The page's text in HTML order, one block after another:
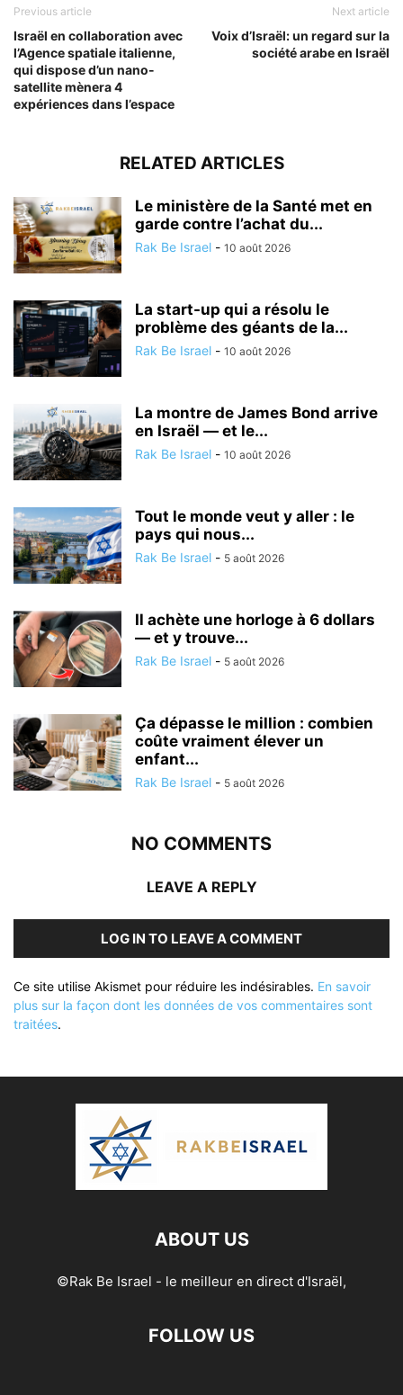
Previous article
Israël en collaboration avec
l’Agence spatiale italienne,
qui dispose d’un nano-
satellite mènera 4
expériences dans l’espace
Next article
Voix d’Israël: un regard sur la
société arabe en Israël
RELATED ARTICLES
Le ministère de la Santé met en
garde contre l’achat du...
Rak Be Israel - 10 août 2026
La start-up qui a résolu le
problème des géants de la...
Rak Be Israel - 10 août 2026
La montre de James Bond arrive
en Israël — et le...
Rak Be Israel - 10 août 2026
Tout le monde veut y aller : le
pays qui nous...
Rak Be Israel - 5 août 2026
Il achète une horloge à 6 dollars
— et y trouve...
Rak Be Israel - 5 août 2026
Ça dépasse le million : combien
coûte vraiment élever un
enfant...
Rak Be Israel - 5 août 2026
NO COMMENTS
LEAVE A REPLY
LOG IN TO LEAVE A COMMENT
Ce site utilise Akismet pour réduire les indésirables. En savoir
plus sur la façon dont les données de vos commentaires sont
traitées.
ABOUT US
©Rak Be Israel - le meilleur en direct d'Israël,
FOLLOW US